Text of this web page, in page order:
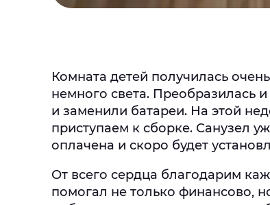
Комната детей получилась
немного света. Преобразилась
и заменили батареи. На этой
приступаем к сборке. Санузел
оплачена и скоро будет
От всего сердца благодарим
помогал не только финансово,